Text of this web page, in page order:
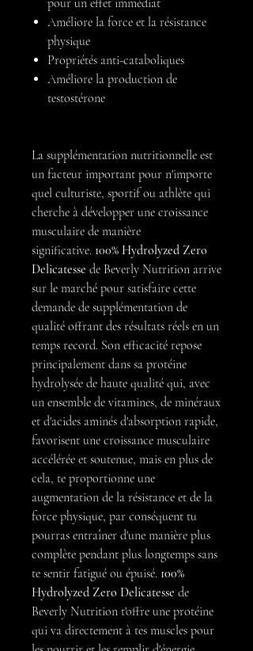
pour un effet immédiat
Améliore la force et la résistance
physique
Propriétés anti-cataboliques
Améliore la production de
testostérone
La supplémentation nutritionnelle est
un facteur important pour n'importe
quel culturiste, sportif ou athlète qui
cherche à développer une croissance
musculaire de manière
significative. 100% Hydrolyzed Zero
Delicatesse de Beverly Nutrition arrive
sur le marché pour satisfaire cette
demande de supplémentation de
qualité offrant des résultats réels en un
temps record. Son efficacité repose
principalement dans sa protéine
hydrolysée de haute qualité qui, avec
un ensemble de vitamines, de minéraux
et d'acides aminés d'absorption rapide,
favorisent une croissance musculaire
accélérée et soutenue, mais en plus de
cela, te proportionne une
augmentation de la résistance et de la
force physique, par conséquent tu
pourras entraîner d'une manière plus
complète pendant plus longtemps sans
te sentir fatigué ou épuisé. 100%
Hydrolyzed Zero Delicatesse de
Beverly Nutrition t'offre une protéine
qui va directement à tes muscles pour